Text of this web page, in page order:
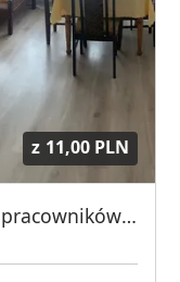
z 11,00 PLN
Hotel Pracowniczy - Dom dla pracowników - Mieszkania do wynajęcia